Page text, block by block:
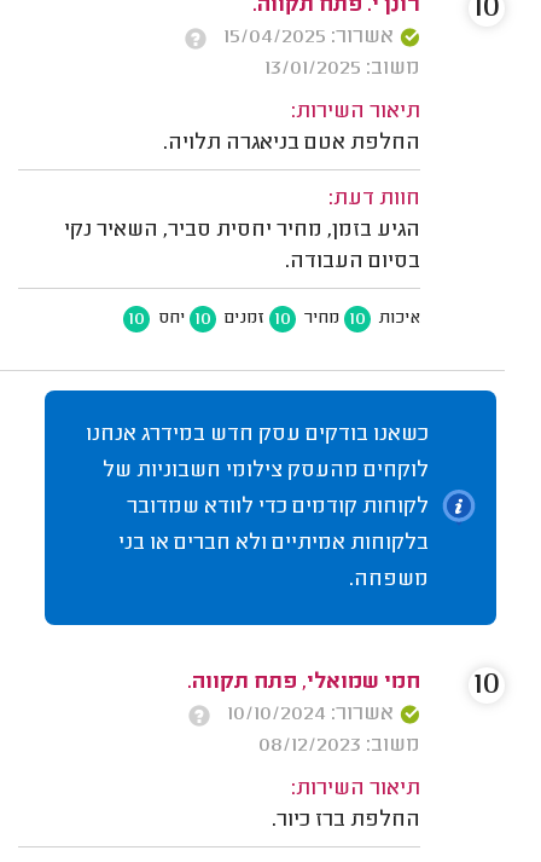
רונן י. פתח תקווה.
אשרור: 15/04/2025
משוב: 13/01/2025
תיאור השירות:
החלפת אטם בניאגרה תלויה.
חוות דעת:
הגיע בזמן, מחיר יחסית סביר, השאיר נקי
בסיום העבודה.
איכות 10 מחיר 10 זמנים 10 יחס 10
10
כשאנו בודקים עסק חדש במידרג אנחנו
לוקחים מהעסק צילומי חשבוניות של
לקוחות קודמים כדי לוודא שמדובר
בלקוחות אמיתיים ולא חברים או בני
משפחה.
חמי שמואלי, פתח תקווה.
אשרור: 10/10/2024
משוב: 08/12/2023
תיאור השירות:
החלפת ברז כיור.
10